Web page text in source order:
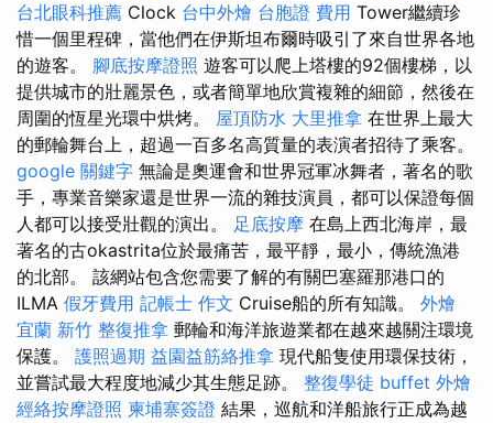
台北眼科推薦 Clock 台中外燴 台胞證 費用 Tower繼續珍
惜一個里程碑，當他們在伊斯坦布爾時吸引了來自世界各地
的遊客。 腳底按摩證照 遊客可以爬上塔樓的92個樓梯，以
提供城市的壯麗景色，或者簡單地欣賞複雜的細節，然後在
周圍的恆星光環中烘烤。 屋頂防水 大里推拿 在世界上最大
的郵輪舞台上，超過一百多名高質量的表演者招待了乘客。
google 關鍵字 無論是奧運會和世界冠軍冰舞者，著名的歌
手，專業音樂家還是世界一流的雜技演員，都可以保證每個
人都可以接受壯觀的演出。 足底按摩 在島上西北海岸，最
著名的古okastrita位於最痛苦，最平靜，最小，傳統漁港
的北部。 該網站包含您需要了解的有關巴塞羅那港口的
ILMA 假牙費用 記帳士 作文 Cruise船的所有知識。 外燴
宜蘭 新竹 整復推拿 郵輪和海洋旅遊業都在越來越關注環境
保護。 護照過期 益園益筋絡推拿 現代船隻使用環保技術，
並嘗試最大程度地減少其生態足跡。 整復學徒 buffet 外燴
經絡按摩證照 柬埔寨簽證 結果，巡航和洋船旅行正成為越